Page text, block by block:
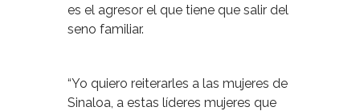
es el agresor el que tiene que salir del
seno familiar.
“Yo quiero reiterarles a las mujeres de
Sinaloa, a estas líderes mujeres que